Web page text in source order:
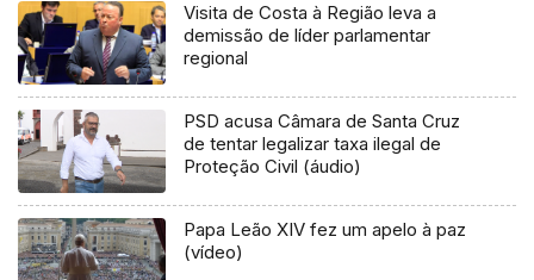
Visita de Costa à Região leva a
demissão de líder parlamentar
regional
PSD acusa Câmara de Santa Cruz
de tentar legalizar taxa ilegal de
Proteção Civil (áudio)
Papa Leão XIV fez um apelo à paz
(vídeo)